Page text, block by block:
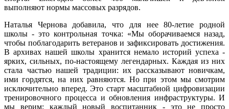
выполняют нормы массовых разрядов.
Наталья Чернова добавила, что для нее 80-летие родной
школы - это контрольная точка: «Мы оборачиваемся назад,
чтобы поблагодарить ветеранов и зафиксировать достижения.
В архивах нашей школы хранится немало историй успеха -
ярких, сильных, по‑настоящему легендарных. Каждая из них
стала частью нашей традиции: их рассказывают новичкам,
ими гордятся, на них равняются. Но при этом мы смотрим
исключительно вперед. Это старт масштабной цифровизации
тренировочного процесса и обновления инфраструктуры. И
мы верим: каждый новый воспитанник - это не просто